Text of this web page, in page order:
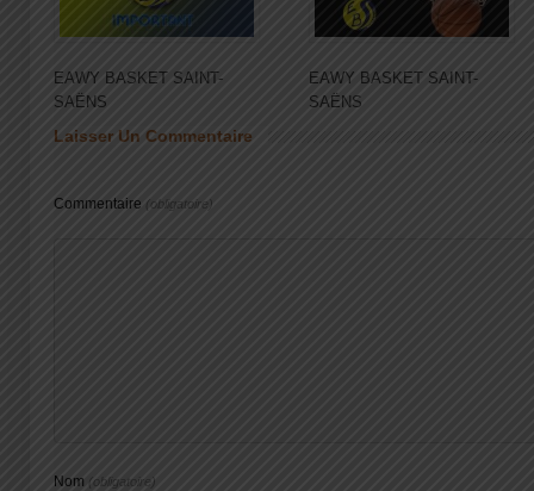
EAWY BASKET SAINT-
SAËNS
EAWY BASKET SAINT-
SAËNS
Laisser Un Commentaire
Commentaire (obligatoire)
Nom (obligatoire)